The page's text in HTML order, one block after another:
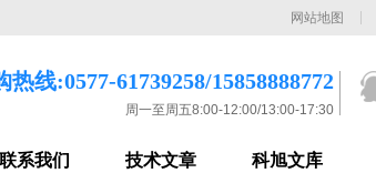
网站地图
:0577-61739258/15858888772
周一至周五8:00-12:00/13:00-17:30
联系我们 技术文章 科旭文库